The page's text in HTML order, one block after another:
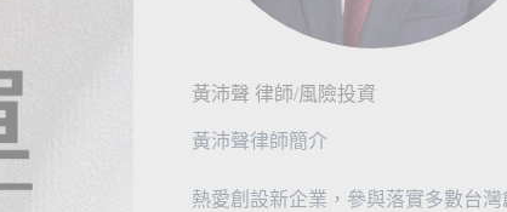
黃沛聲 律師/風險投資
黃沛聲律師簡介
熱愛創設新企業，參與落實多數台灣